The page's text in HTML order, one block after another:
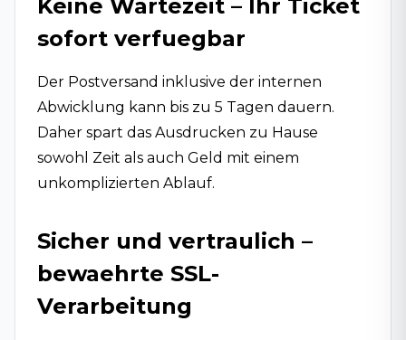
Keine Wartezeit – Ihr Ticket
sofort verfuegbar
Der Postversand inklusive der internen
Abwicklung kann bis zu 5 Tagen dauern.
Daher spart das Ausdrucken zu Hause
sowohl Zeit als auch Geld mit einem
unkomplizierten Ablauf.
Sicher und vertraulich –
bewaehrte SSL-
Verarbeitung